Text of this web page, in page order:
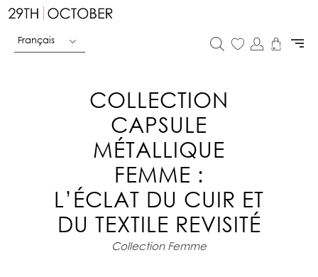
Français
COLLECTION
CAPSULE
MÉTALLIQUE
FEMME :
L’ÉCLAT DU CUIR ET
DU TEXTILE REVISITÉ
Collection Femme